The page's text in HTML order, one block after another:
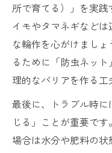
所で育てる）」を実
イモやタマネギなど
な輪作を心がけまし
るために「防虫ネッ
理的なバリアを作る工
最後に、トラブル時
じる」ことが重要で
場合は水分や肥料の